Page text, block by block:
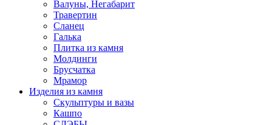
Валуны, Негабарит
Травертин
Сланец
Галька
Плитка из камня
Молдинги
Брусчатка
Мрамор
Изделия из камня
Скульптуры и вазы
Кашпо